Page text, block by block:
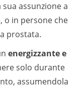
assunzione a
o in persone che
prostata.
energizzante e
solo durante
assumendola